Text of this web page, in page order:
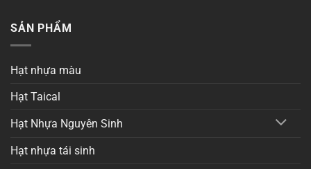
SẢN PHẨM
Hạt nhựa màu
Hạt Taical
Hạt Nhựa Nguyên Sinh
Hạt nhựa tái sinh